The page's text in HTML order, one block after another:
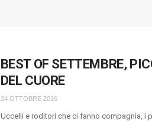
BEST OF SETTEMBRE,
DEL CUORE
24 OTTOBRE 2016
Uccelli e roditori che ci fanno compagnia, i